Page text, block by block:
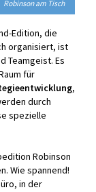
Robinson am Tisch
Edition, die
organisiert, ist
Teamgeist. Es
für
,
durch
spezielle
Robinson
Wie spannend!
in der